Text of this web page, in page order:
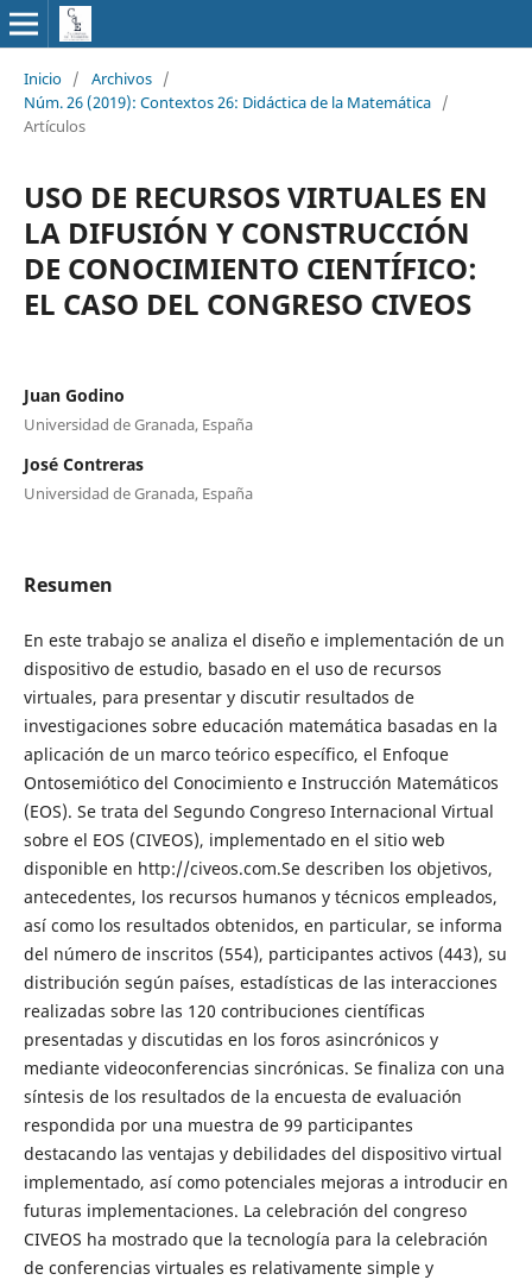
Inicio / Archivos /
Núm. 26 (2019): Contextos 26: Didáctica de la Matemática /
Artículos
USO DE RECURSOS VIRTUALES EN
LA DIFUSIÓN Y CONSTRUCCIÓN
DE CONOCIMIENTO CIENTÍFICO:
EL CASO DEL CONGRESO CIVEOS
Juan Godino
Universidad de Granada, España
José Contreras
Universidad de Granada, España
Resumen
En este trabajo se analiza el diseño e implementación de un
dispositivo de estudio, basado en el uso de recursos
virtuales, para presentar y discutir resultados de
investigaciones sobre educación matemática basadas en la
aplicación de un marco teórico específico, el Enfoque
Ontosemiótico del Conocimiento e Instrucción Matemáticos
(EOS). Se trata del Segundo Congreso Internacional Virtual
sobre el EOS (CIVEOS), implementado en el sitio web
disponible en http://civeos.com.Se describen los objetivos,
antecedentes, los recursos humanos y técnicos empleados,
así como los resultados obtenidos, en particular, se informa
del número de inscritos (554), participantes activos (443), su
distribución según países, estadísticas de las interacciones
realizadas sobre las 120 contribuciones científicas
presentadas y discutidas en los foros asincrónicos y
mediante videoconferencias sincrónicas. Se finaliza con una
síntesis de los resultados de la encuesta de evaluación
respondida por una muestra de 99 participantes
destacando las ventajas y debilidades del dispositivo virtual
implementado, así como potenciales mejoras a introducir en
futuras implementaciones. La celebración del congreso
CIVEOS ha mostrado que la tecnología para la celebración
de conferencias virtuales es relativamente simple y